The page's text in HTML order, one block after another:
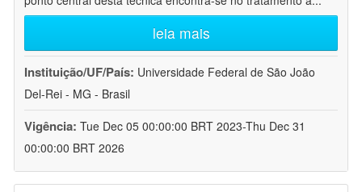
leia mais
Instituição/UF/País: Universidade Federal de São João
Del-Rei - MG - Brasil
Vigência: Tue Dec 05 00:00:00 BRT 2023-Thu Dec 31
00:00:00 BRT 2026